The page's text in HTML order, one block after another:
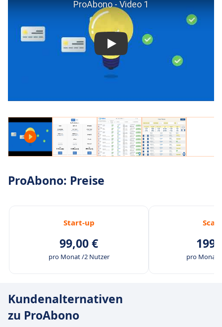
sehr einfach in Ihr Ökosystem (CRM,
Buchhaltung, SaaS-Tools...) integrieren.
ProAbono: Preise
Start-up
99,00 €
pro Monat /2 Nutzer pro Monat
Kundenalternativen
zu ProAbono